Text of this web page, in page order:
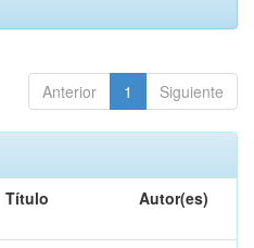
Anterior 1 Siguiente
Título Autor(es)